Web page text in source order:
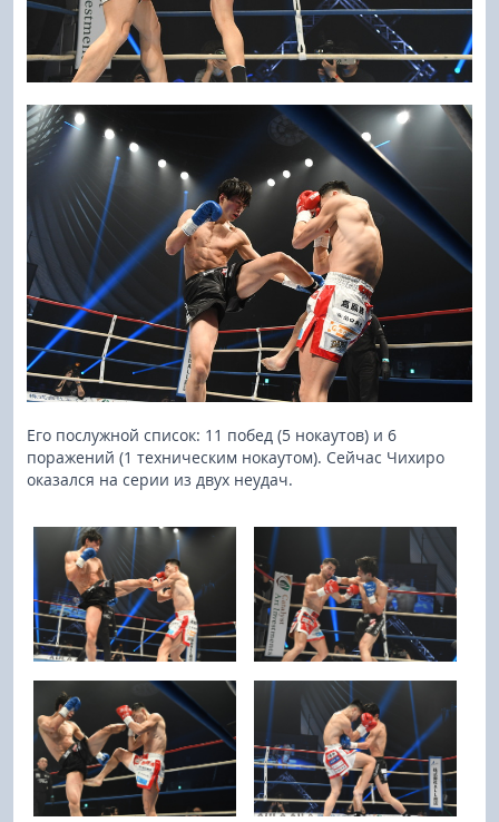
Его послужной список: 11 побед (5 нокаутов) и 6
поражений (1 техническим нокаутом). Сейчас Чихиро
оказался на серии из двух неудач.